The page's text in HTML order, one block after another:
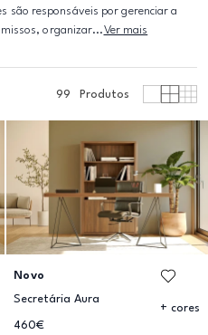
são responsáveis por gerenciar a
organizar...Ver mais
99 Produtos
Novo
Secretária Aura
460€
+ cores